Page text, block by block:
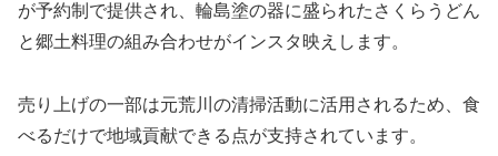
が予約制で提供され、輪島塗の器に盛られたさくらうどん
と郷土料理の組み合わせがインスタ映えします。
売り上げの一部は元荒川の清掃活動に活用されるため、食
べるだけで地域貢献できる点が支持されています。